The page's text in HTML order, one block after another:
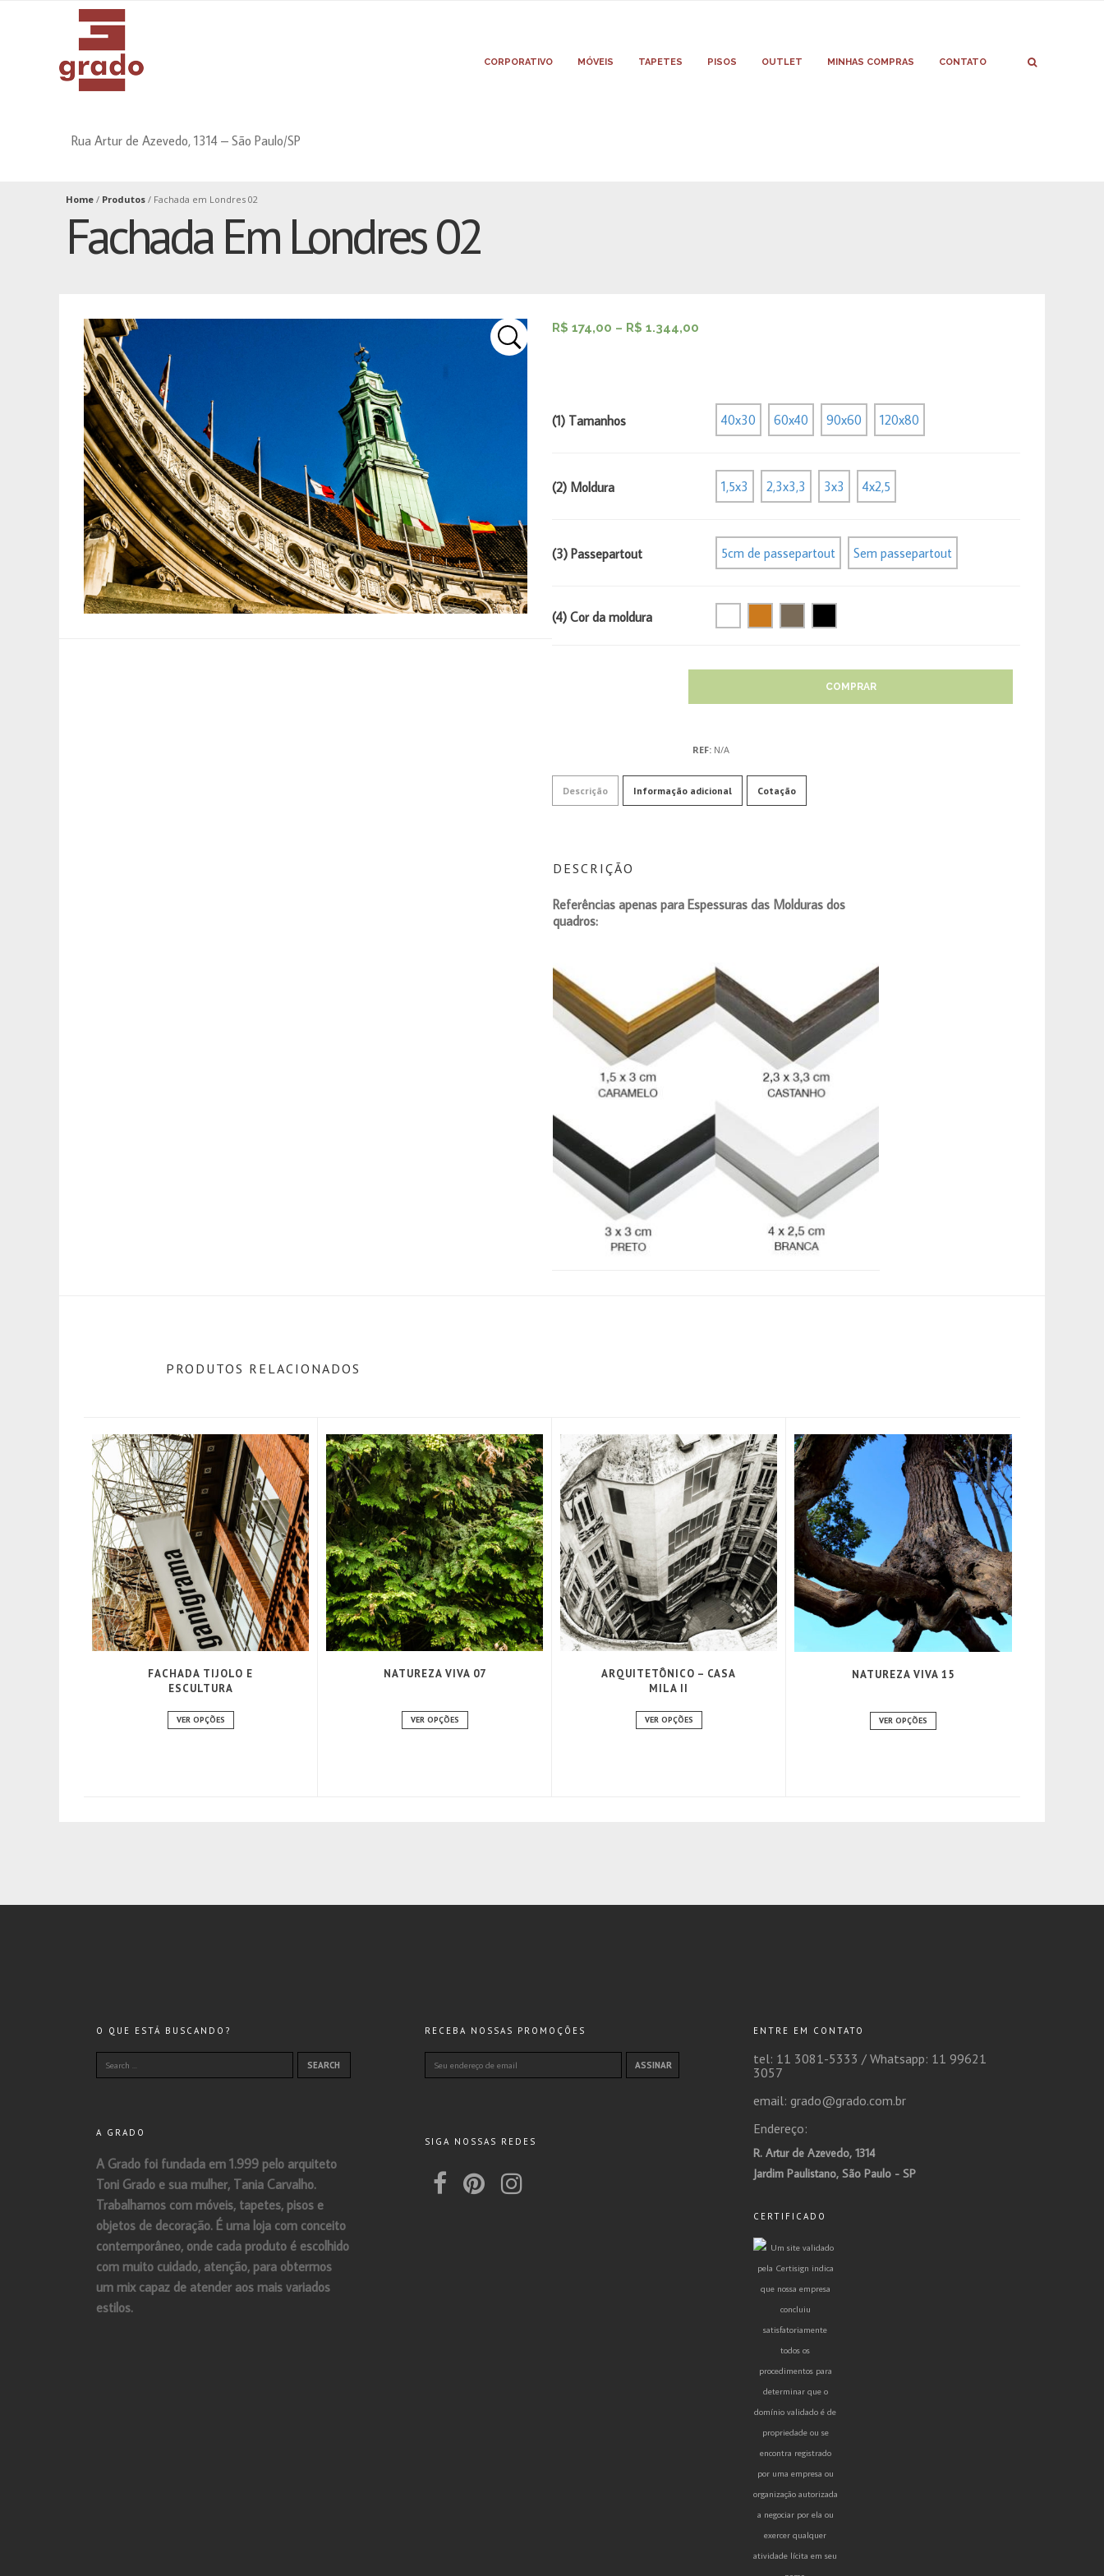
Rua Artur de Azevedo, 1314 – São Paulo/SP
CORPORATIVO MÓVEIS TAPETES PISOS OUTLET MINHAS COMPRAS CONTATO
Home / Produtos / Fachada em Londres 02
Fachada Em Londres 02
R$ 174,00 – R$ 1.344,00
(1) Tamanhos 40x30 60x40 90x60 120x80
(2) Moldura 1,5x3 2,3x3,3 3x3 4x2,5
(3) Passepartout 5cm de passepartout Sem passepartout
(4) Cor da moldura
COMPRAR
REF: N/A
Descrição Informação adicional Cotação
DESCRIÇÃO
Referências apenas para Espessuras das Molduras dos
quadros:
PRODUTOS RELACIONADOS
FACHADA TIJOLO E
ESCULTURA
VER OPÇÕES
NATUREZA VIVA 07
VER OPÇÕES
ARQUITETÔNICO – CASA
MILA II
VER OPÇÕES
NATUREZA VIVA 15
VER OPÇÕES
O QUE ESTÁ BUSCANDO?
A GRADO
A Grado foi fundada em 1.999 pelo arquiteto
Toni Grado e sua mulher, Tania Carvalho.
Trabalhamos com móveis, tapetes, pisos e
objetos de decoração. É uma loja com conceito
contemporâneo, onde cada produto é escolhido
com muito cuidado, atenção, para obtermos
um mix capaz de atender aos mais variados
estilos.
RECEBA NOSSAS PROMOÇÕES
SIGA NOSSAS REDES
ENTRE EM CONTATO
tel: 11 3081-5333 / Whatsapp: 11 99621
3057
email: grado@grado.com.br
Endereço:
R. Artur de Azevedo, 1314
Jardim Paulistano, São Paulo - SP
CERTIFICADO